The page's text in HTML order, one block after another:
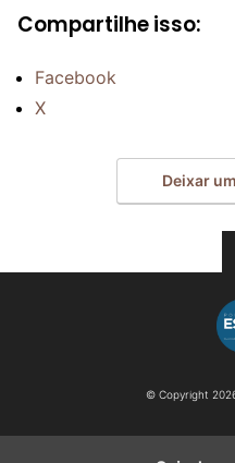
Compartilhe isso:
Facebook
X
Deixar
© Copyright